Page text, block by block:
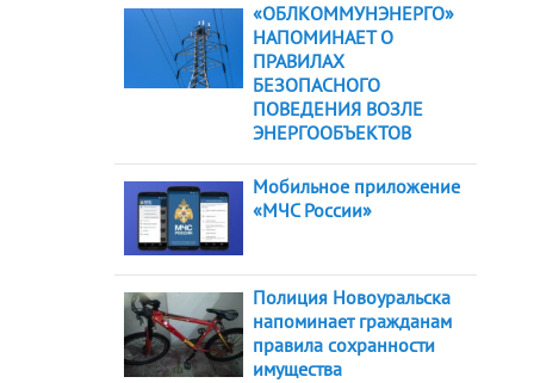
«ОБЛКОММУНЭНЕРГО»
НАПОМИНАЕТ О
ПРАВИЛАХ
БЕЗОПАСНОГО
ПОВЕДЕНИЯ ВОЗЛЕ
ЭНЕРГООБЪЕКТОВ
Мобильное приложение
«МЧС России»
Полиция Новоуральска
напоминает гражданам
правила сохранности
имущества